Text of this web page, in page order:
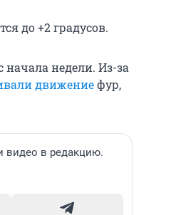
до +2 градусов.
начала недели. Из-за
движениефур,
видео в редакцию.